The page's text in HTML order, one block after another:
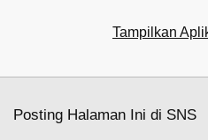
Tampilkan
Posting Halaman Ini di SNS